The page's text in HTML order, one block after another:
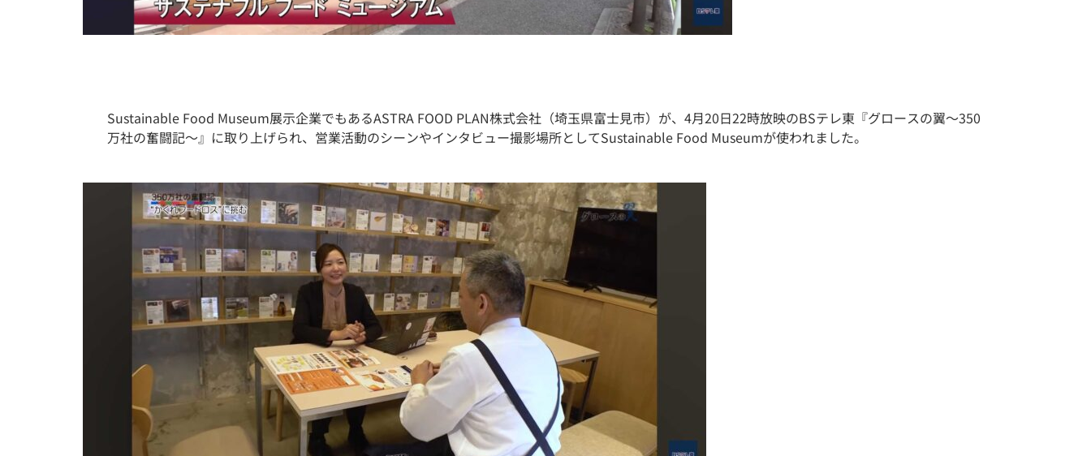
Sustainable Food Museum展示企業でもあるASTRA FOOD PLAN株式会社（埼玉県富士見市）が、4月20日22時放映のBSテレ東『グロースの翼～350
万社の奮闘記～』に取り上げられ、営業活動のシーンやインタビュー撮影場所としてSustainable Food Museumが使われました。